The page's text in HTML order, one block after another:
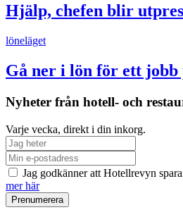
Hjälp, chefen blir
löneläget
Gå ner i lön för ett jobb
Nyheter från hotell- och
Varje vecka, direkt i din inkorg.
Jag godkänner att Hotellrevyn
mer här